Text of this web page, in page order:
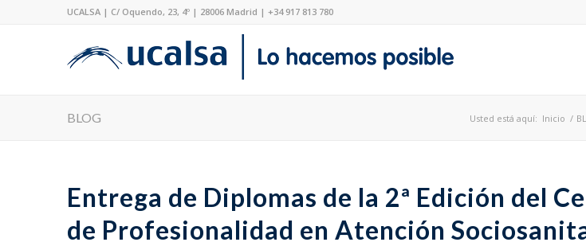
UCALSA | C/ Oquendo, 23, 4º | 28006 Madrid | +34 917 813 780
BLOG Usted está aquí: Inicio /
Entrega de Diplomas de la 2ª Edición del
de Profesionalidad en Atención